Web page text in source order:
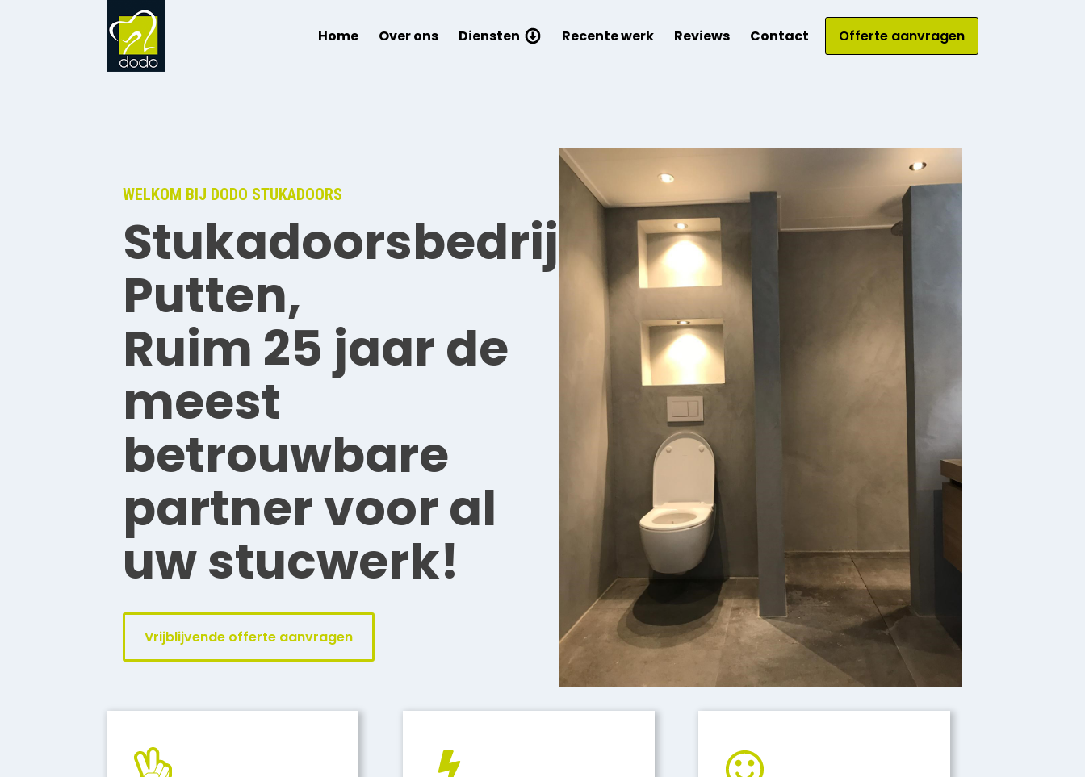
Home Over ons Diensten Recente werk Reviews Contact Offerte aanvragen
WELKOM BIJ DODO STUKADOORS
Stukadoorsbedrijf
Putten,
Ruim 25 jaar de
meest
betrouwbare
partner voor al
uw stucwerk!
Vrijblijvende offerte aanvragen